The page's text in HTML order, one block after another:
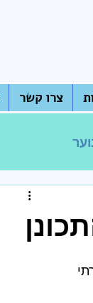
צרו קשר
חדר מורים